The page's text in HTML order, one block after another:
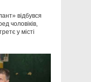
відбувся
чоловіків,
у місті